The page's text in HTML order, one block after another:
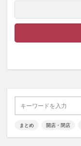
まとめ 開店・閉店